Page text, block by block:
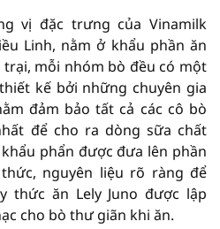
vị đặc trưng của Vinamilk
Linh, nằm ở khẩu phần ăn
trại, mỗi nhóm bò đều có một
kế bởi những chuyên gia
đảm bảo tất cả các cô bò
để cho ra dòng sữa chất
phẩn được đưa lên phần
nguyên liệu rõ ràng để
thức ăn Lely Juno được lập
cho bò thư giãn khi ăn.